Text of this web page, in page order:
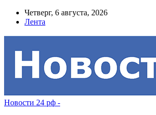
Четверг, 6 августа, 2026
Лента
Новости 24 рф -